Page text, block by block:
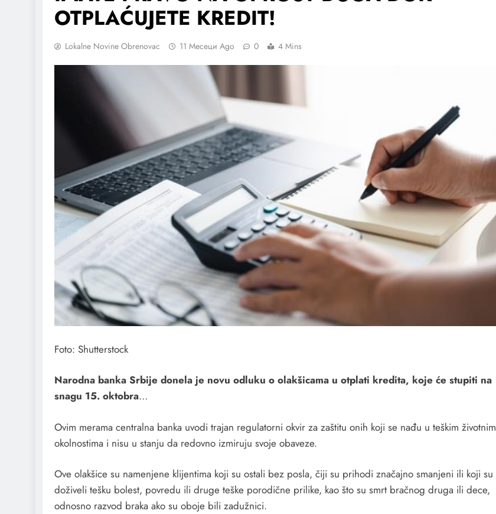
OTPLAĆUJETE KREDIT!
Lokalne Novine Obrenovac 11 Месеци Ago 0 4 Mins
Foto: Shutterstock
Narodna banka Srbije donela je novu odluku o olakšicama u otplati kredita, koje će stupiti na
snagu 15. oktobra…
Ovim merama centralna banka uvodi trajan regulatorni okvir za zaštitu onih koji se nađu u teškim životnim
okolnostima i nisu u stanju da redovno izmiruju svoje obaveze.
Ove olakšice su namenjene klijentima koji su ostali bez posla, čiji su prihodi značajno smanjeni ili koji su
doživeli tešku bolest, povredu ili druge teške porodične prilike, kao što su smrt bračnog druga ili dece,
odnosno razvod braka ako su oboje bili zadužnici.